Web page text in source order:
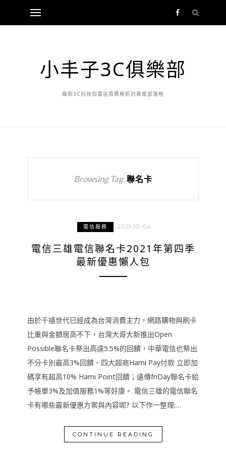
小丰子3C俱樂部
最新3C科技與電信資費解析的專業部落格
Browsing Tag 聯名卡
電信服務 2021-10-04
電信三雄電信聯名卡2021年第四季
最新優惠懶人包
由於千禧世代已經成為台灣消費主力，網路購物與刷卡
比重與金額居高不下，台灣大哥大新推出Open
Possible聯名卡祭出高達5.5%的回饋，中華電信也祭出
不分卡別最高3%回饋、四大超商Hami Pay付款 立即加
碼享有超高10% Hami Point回饋；遠傳friDay聯名卡給
予帳單3%及加值服務1%等好康。 電信三雄的電信聯名
卡有哪些最新優惠方案與內容呢? 以下作一整理:…
CONTINUE READING